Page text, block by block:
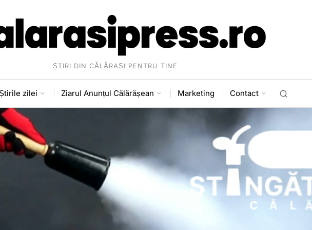
ȘTIRI DIN CĂLĂRAȘI PENTRU TINE
zilei Ziarul Anunțul Călărășean Marketing Contact